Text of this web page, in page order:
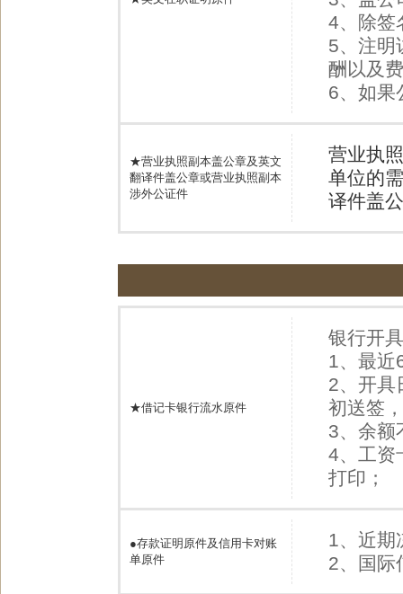
4、除签
5、注明
酬以及
6、如果
★营业执照副本盖公章及英文
翻译件盖公章或营业执照副本
涉外公证件
营业执
单位的
译件盖
★借记卡银行流水原件
银行开
1、最近
2、开具
初送签
3、余
4、工资
打印；
●存款证明原件及信用卡对账
单原件
1、近期
2、国际